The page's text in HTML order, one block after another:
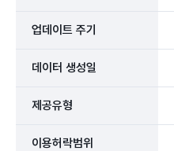
업데이트 주기
데이터 생성일
제공유형
이용허락범위